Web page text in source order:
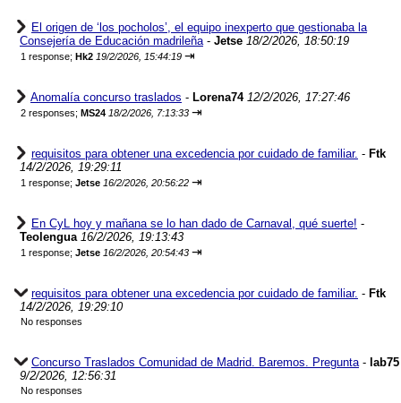
El origen de ‘los pocholos’, el equipo inexperto que gestionaba la
Consejería de Educación madrileña- Jetse 18/2/2026, 18:50:19
1 response; Hk2 19/2/2026, 15:44:19 ⇥
Anomalía concurso traslados - Lorena74 12/2/2026, 17:27:46
2 responses; MS24 18/2/2026, 7:13:33 ⇥
requisitos para obtener una excedencia por cuidado de familiar. - Ftk
14/2/2026, 19:29:11
1 response; Jetse 16/2/2026, 20:56:22 ⇥
En CyL hoy y mañana se lo han dado de Carnaval, qué suerte! -
Teolengua 16/2/2026, 19:13:43
1 response; Jetse 16/2/2026, 20:54:43 ⇥
requisitos para obtener una excedencia por cuidado de familiar. - Ftk
14/2/2026, 19:29:10
No responses
Concurso Traslados Comunidad de Madrid. Baremos. Pregunta- lab75
9/2/2026, 12:56:31
No responses